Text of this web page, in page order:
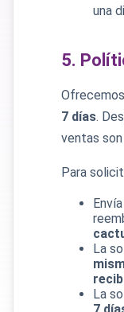
una
5.
7 días.
ventas
Para
La
La